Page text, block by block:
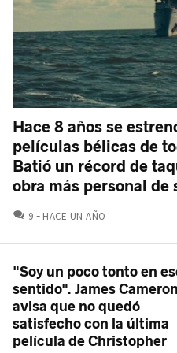
Hace 8 años se
películas bélicas de
Batió un récord de
obra más personal de
9 COMENTARIOS
HACE UN AÑO
"Soy un poco tonto en
sentido". James Cameron
avisa que no quedó
satisfecho con la última
película de Christopher